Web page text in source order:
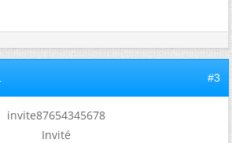
#3
invite87654345678
Invité